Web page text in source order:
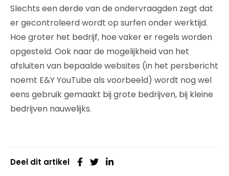
Slechts een derde van de ondervraagden zegt dat
er gecontroleerd wordt op surfen onder werktijd.
Hoe groter het bedrijf, hoe vaker er regels worden
opgesteld. Ook naar de mogelijkheid van het
afsluiten van bepaalde websites (in het persbericht
noemt E&Y YouTube als voorbeeld) wordt nog wel
eens gebruik gemaakt bij grote bedrijven, bij kleine
bedrijven nauwelijks.
Deel dit artikel